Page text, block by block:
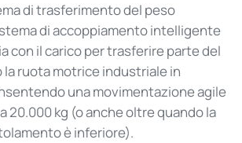
di trasferimento del peso
di accoppiamento intelligente
con il carico per trasferire parte del
ruota motrice industriale in
una movimentazione agile
20.000 kg (o anche oltre quando la
èinferiore).